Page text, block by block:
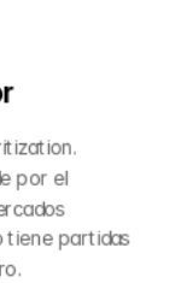
por el
tiene partidas